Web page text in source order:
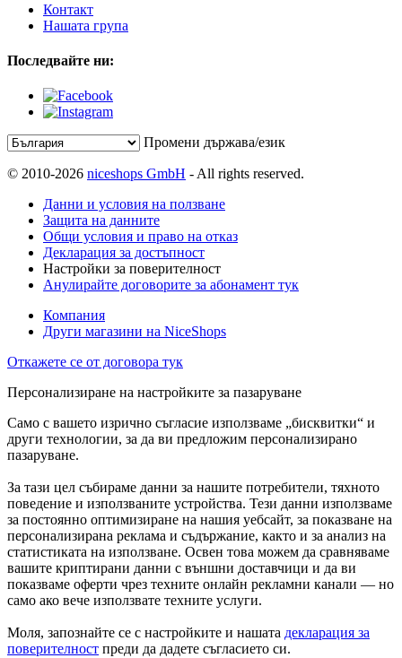
Контакт
Нашата група
Последвайте ни:
Промени държава/език
© 2010-2026 niceshops GmbH - All rights reserved.
Данни и условия на ползване
Защита на данните
Общи условия и право на отказ
Декларация за достъпност
Настройки за поверителност
Анулирайте договорите за абонамент тук
Компания
Други магазини на NiceShops
Откажете се от договора тук
Персонализиране на настройките за пазаруване
Само с вашето изрично съгласие използваме „бисквитки“ и
други технологии, за да ви предложим персонализирано
пазаруване.
За тази цел събираме данни за нашите потребители, тяхното
поведение и използваните устройства. Тези данни използваме
за постоянно оптимизиране на нашия уебсайт, за показване на
персонализирана реклама и съдържание, както и за анализ на
статистиката на използване. Освен това можем да сравняваме
вашите криптирани данни с външни доставчици и да ви
показваме оферти чрез техните онлайн рекламни канали — но
само ако вече използвате техните услуги.
Моля, запознайте се с настройките и нашата декларация за
поверителност преди да дадете съгласието си.